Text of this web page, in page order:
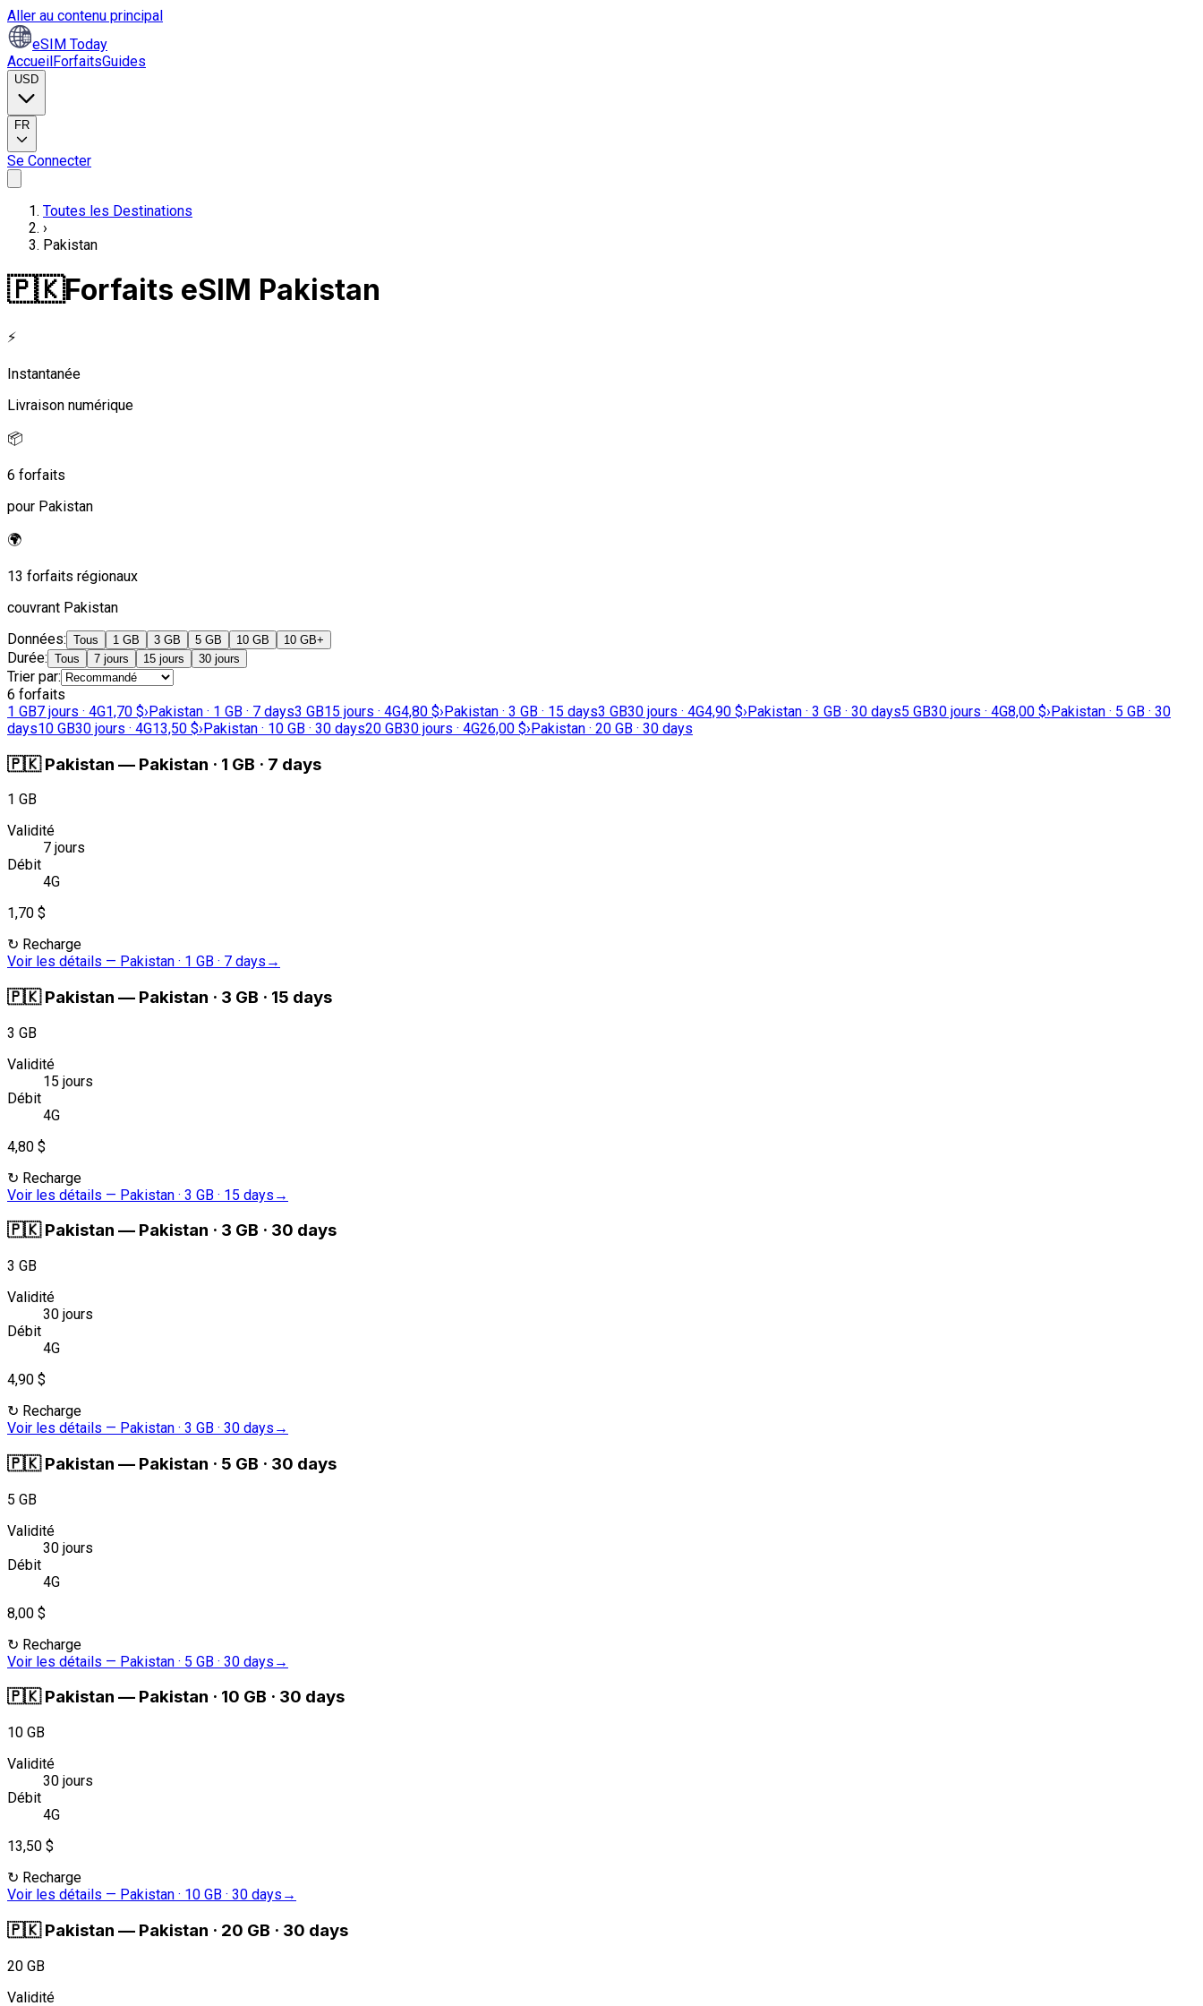
Aller au contenu principal
eSIM Today
AccueilForfaitsGuides
USD
FR
Se Connecter
Toutes les Destinations
›
Pakistan
🇵🇰Forfaits eSIM Pakistan
⚡
Instantanée
Livraison numérique
📦
6 forfaits
pour Pakistan
🌍
13 forfaits régionaux
couvrant Pakistan
Données: Tous 1 GB 3 GB 5 GB 10 GB 10 GB+
Durée: Tous 7 jours 15 jours 30 jours
Trier par:
6 forfaits
1 GB7 jours · 4G1,70 $›Pakistan · 1 GB · 7 days3 GB15 jours · 4G4,80 $›Pakistan · 3 GB · 15 days3 GB30 jours · 4G4,90 $›Pakistan · 3 GB · 30 days5 GB30 jours · 4G8,00 $›Pakistan · 5 GB · 30
days10 GB30 jours · 4G13,50 $›Pakistan · 10 GB · 30 days20 GB30 jours · 4G26,00 $›Pakistan · 20 GB · 30 days
🇵🇰 Pakistan — Pakistan · 1 GB · 7 days
1 GB
Validité
7 jours
Débit
4G
1,70 $
↻ Recharge
Voir les détails — Pakistan · 1 GB · 7 days →
🇵🇰 Pakistan — Pakistan · 3 GB · 15 days
3 GB
Validité
15 jours
Débit
4G
4,80 $
↻ Recharge
Voir les détails — Pakistan · 3 GB · 15 days →
🇵🇰 Pakistan — Pakistan · 3 GB · 30 days
3 GB
Validité
30 jours
Débit
4G
4,90 $
↻ Recharge
Voir les détails — Pakistan · 3 GB · 30 days →
🇵🇰 Pakistan — Pakistan · 5 GB · 30 days
5 GB
Validité
30 jours
Débit
4G
8,00 $
↻ Recharge
Voir les détails — Pakistan · 5 GB · 30 days →
🇵🇰 Pakistan — Pakistan · 10 GB · 30 days
10 GB
Validité
30 jours
Débit
4G
13,50 $
↻ Recharge
Voir les détails — Pakistan · 10 GB · 30 days →
🇵🇰 Pakistan — Pakistan · 20 GB · 30 days
20 GB
Validité